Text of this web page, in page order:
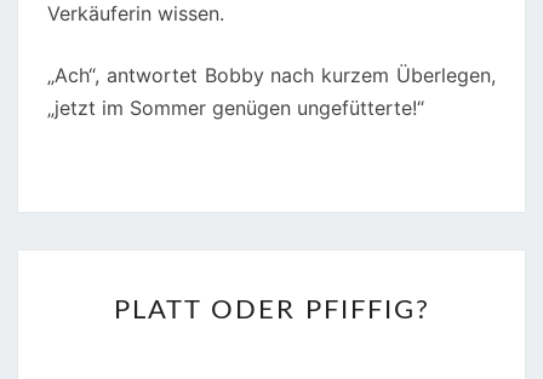
Verkäuferin wissen.
„Ach“, antwortet Bobby nach kurzem Überlegen,
„jetzt im Sommer genügen ungefütterte!“
ODER
PLATT ODER PFIFFIG?